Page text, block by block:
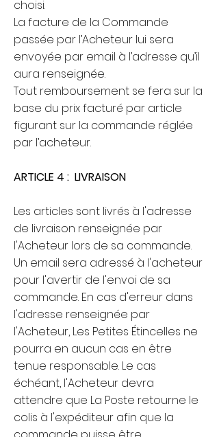
choisi.
​​La facture de la Commande
passée par l’Acheteur lui sera
envoyée par email à l’adresse qu’il
aura renseignée.​
Tout remboursement se fera sur la
base du prix facturé par article
figurant sur la commande réglée
par l’acheteur.
ARTICLE 4 : LIVRAISON
Les articles sont livrés à l'adresse
de livraison renseignée par
l'Acheteur lors de sa commande.
Un email sera adressé à l'acheteur
pour l'avertir de l'envoi de sa
commande. En cas d'erreur dans
l'adresse renseignée par
l'Acheteur, Les Petites Étincelles ne
pourra en aucun cas en être
tenue responsable. Le cas
échéant, l'Acheteur devra
attendre que La Poste retourne le
colis à l'expéditeur afin que la